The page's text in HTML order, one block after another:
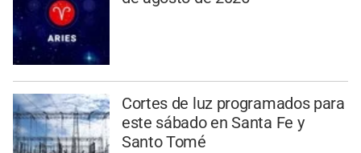
Cortes de luz programados para
este sábado en Santa Fe y
Santo Tomé